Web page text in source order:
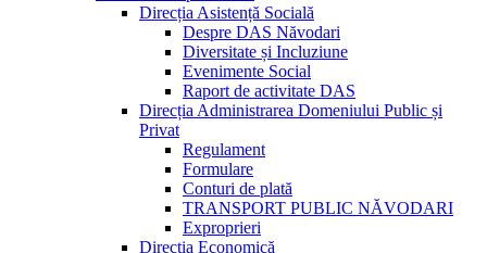
Direcția Asistență Socială
Despre DAS Năvodari
Diversitate și Incluziune
Evenimente Social
Raport de activitate DAS
Direcția Administrarea Domeniului Public și
Privat
Regulament
Formulare
Conturi de plată
TRANSPORT PUBLIC NĂVODARI
Exproprieri
Direcția Economică